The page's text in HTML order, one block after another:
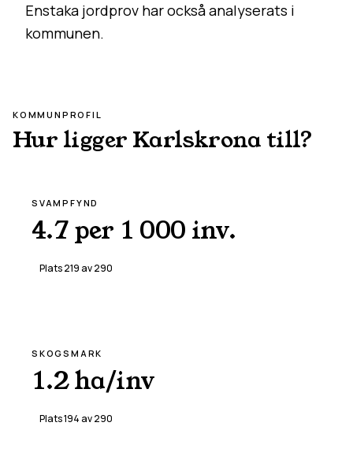
Enstaka jordprov har också analyserats i
kommunen.
KOMMUNPROFIL
Hur ligger Karlskrona till?
SVAMPFYND
4.7 per 1 000 inv.
Plats219 av290
SKOGSMARK
1.2 ha/inv
Plats194 av290